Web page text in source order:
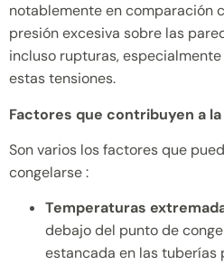
notablemente en comparación
presión excesiva sobre las
incluso rupturas,
estas tensiones.
Factores que contribuyen a
Son varios los factores que
congelarse :
Temperaturas
debajo del punto de
estancada en las tuberías